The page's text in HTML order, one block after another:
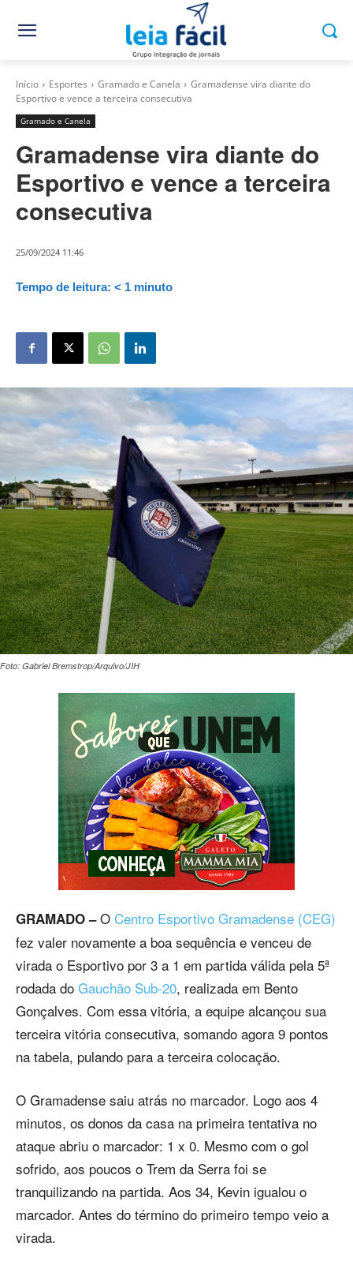
Início Esportes Gramado e Canela
Gramadense vira diante do
Esportivo e vence a terceira consecutiva
Gramado e Canela
Gramadense vira diante do
Esportivo e vence a terceira
consecutiva
25/09/2024 11:46
Tempo de leitura: < 1 minuto
Foto: Gabriel Bremstrop/Arquivo/JIH
GRAMADO –O Centro Esportivo Gramadense (CEG)
fez valer novamente a boa sequência e venceu de
virada o Esportivo por 3 a 1 em partida válida pela 5ª
rodada do Gauchão Sub-20, realizada em Bento
Gonçalves. Com essa vitória, a equipe alcançou sua
terceira vitória consecutiva, somando agora 9 pontos
na tabela, pulando para a terceira colocação.
O Gramadense saiu atrás no marcador. Logo aos 4
minutos, os donos da casa na primeira tentativa no
ataque abriu o marcador: 1 x 0. Mesmo com o gol
sofrido, aos poucos o Trem da Serra foi se
tranquilizando na partida. Aos 34, Kevin igualou o
marcador. Antes do término do primeiro tempo veio a
virada.